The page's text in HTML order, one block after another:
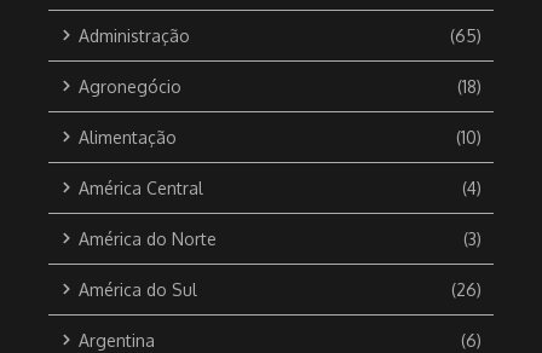
Administração (65)
Agronegócio (18)
Alimentação (10)
América Central (4)
América do Norte (3)
América do Sul (26)
Argentina (6)